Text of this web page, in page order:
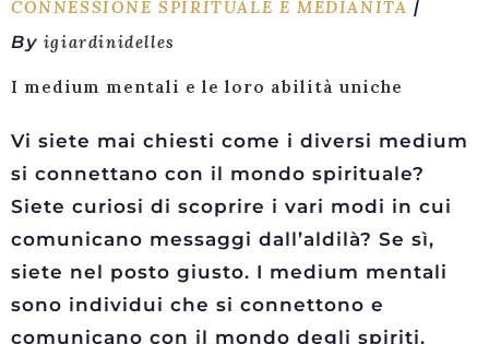
CONNESSIONE SPIRITUALE E MEDIANITÀ
By igiardinidelles
I medium mentali e le loro abilità uniche
Vi siete mai chiesti come i diversi medium
si connettano con il mondo spirituale?
Siete curiosi di scoprire i vari modi in cui
comunicano messaggi dall’aldilà? Se sì,
siete nel posto giusto. I medium mentali
sono individui che si connettono e
comunicano con il mondo degli spiriti.